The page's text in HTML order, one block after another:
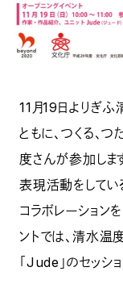
11月19日よりぎ
ともに、つくる、
度さんが参加しま
表現活動をして
コラボレーション
ントでは、清水温
「Jude」のセッシ